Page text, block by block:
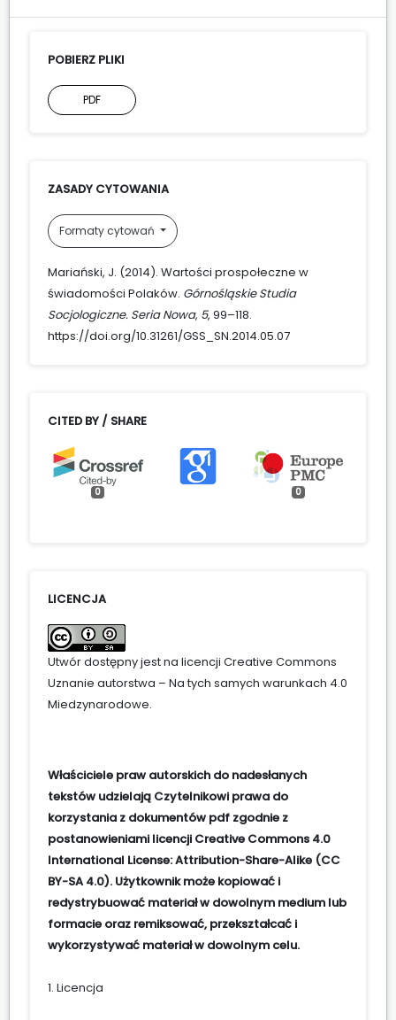
POBIERZ PLIKI
PDF
ZASADY CYTOWANIA
Formaty cytowań
Mariański, J. (2014). Wartości prospołeczne w
świadomości Polaków. Górnośląskie Studia
Socjologiczne. Seria Nowa, 5, 99–118.
https://doi.org/10.31261/GSS_SN.2014.05.07
CITED BY / SHARE
0 0
LICENCJA
Utwór dostępny jest na licencji Creative Commons
Uznanie autorstwa – Na tych samych warunkach 4.0
Miedzynarodowe.
Właściciele praw autorskich do nadesłanych
tekstów udzielają Czytelnikowi prawa do
korzystania z dokumentów pdf zgodnie z
postanowieniami licencji Creative Commons 4.0
International License: Attribution-Share-Alike (CC
BY-SA 4.0). Użytkownik może kopiować i
redystrybuować materiał w dowolnym medium lub
formacie oraz remiksować, przekształcać i
wykorzystywać materiał w dowolnym celu.
1. Licencja